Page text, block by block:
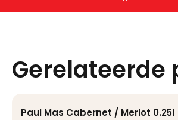
Gerelateerde
Paul Mas Cabernet / Merlot 0.25l